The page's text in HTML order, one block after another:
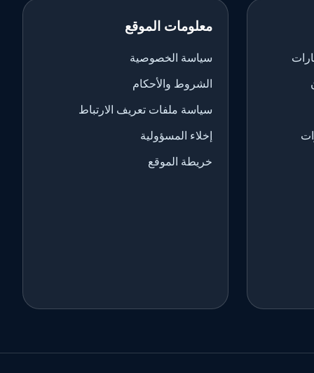
معلومات الموقع
سياسة الخصوصية
الشروط والأحكام
سياسة ملفات تعريف الارتباط
إخلاء المسؤولية
خريطة الموقع